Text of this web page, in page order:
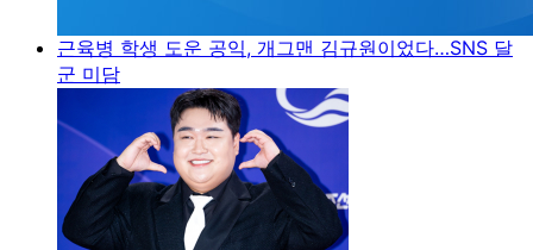
근육병 학생 도운 공익, 개그맨 김규원이었다…SNS 달
군 미담